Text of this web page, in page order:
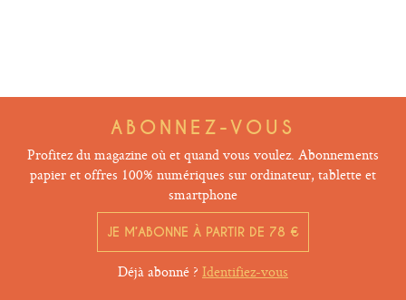
ABONNEZ-VOUS
Profitez du magazine où et quand vous voulez. Abonnements
papier et offres 100% numériques sur ordinateur, tablette et
smartphone
JE M’ABONNE À PARTIR DE 78 €
Déjà abonné ? Identifiez-vous